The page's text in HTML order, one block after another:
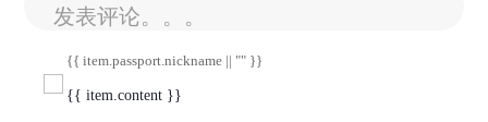
发表评论。。。
{{ item.passport.nickname || "" }}
{{ item.content }}